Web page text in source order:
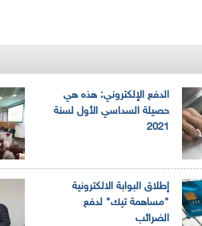
الدفع الإلكتروني: هذه هي
حصيلة السداسي الأول لسنة
2021
إطلاق البوابة الالكترونية
"مساهمة تيك" لدفع
الضرائب